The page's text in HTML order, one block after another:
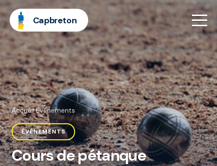
Capbreton
Accueil·Événements
ÉVÉNEMENTS
Cours de pétanque